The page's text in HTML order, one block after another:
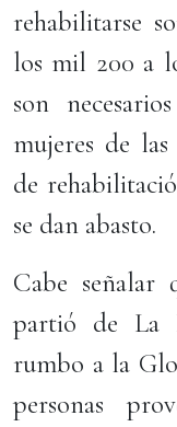
rehabilitarse
los mil 200 a
son
mujeres de
de
se dan abasto.
Cabe señalar
partió de La
rumbo a la
personas